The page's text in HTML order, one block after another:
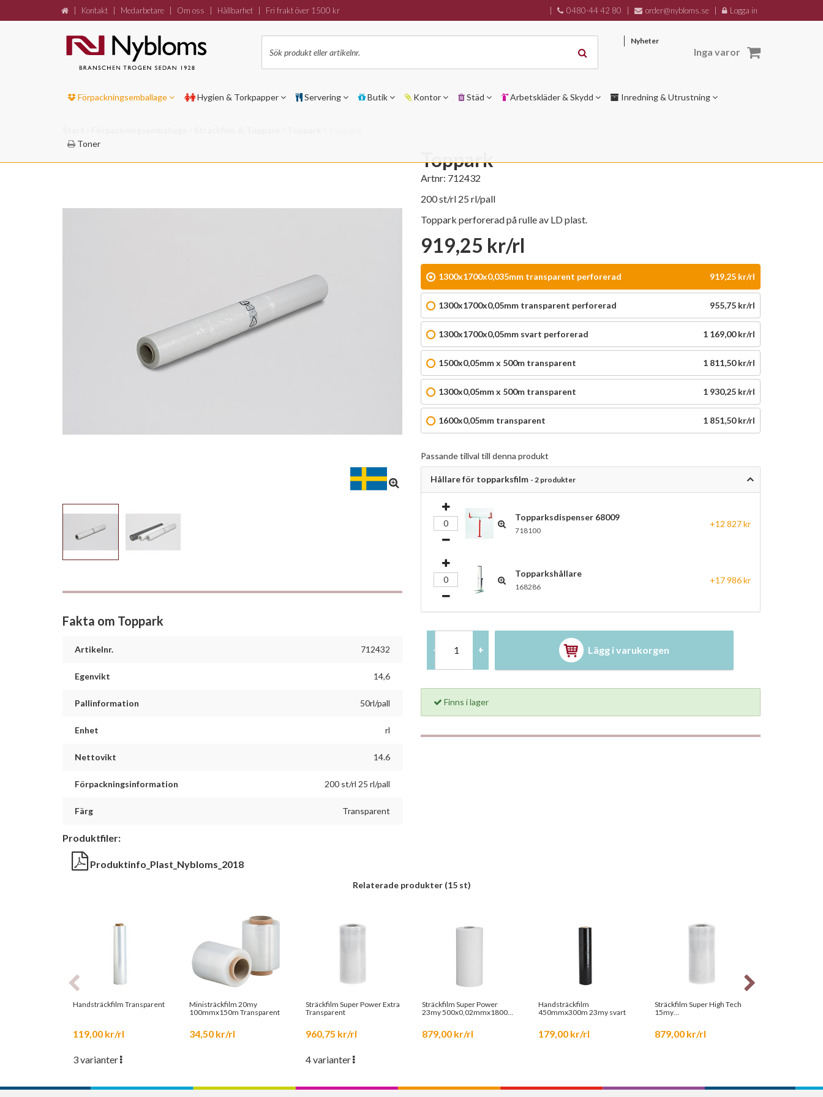
Fakta om Toppark
Artikelnr. 712432
Egenvikt 14,6
Pallinformation 50rl/pall
Enhet rl
Nettovikt 14.6
Förpackningsinformation 200 st/rl 25 rl/pall
Färg Transparent
Produktfiler:
Produktinfo_Plast_Nybloms_2018
Toppark
Artnr: 712432
200 st/rl 25 rl/pall
Toppark perforerad på rulle av LD plast.
919,25 kr/rl
1300x1700x0,035mm transparent perforerad 919,25 kr/rl
1300x1700x0,05mm transparent perforerad 955,75 kr/rl
1300x1700x0,05mm svart perforerad 1 169,00 kr/rl
1500x0,05mm x 500m transparent 1 811,50 kr/rl
1300x0,05mm x 500m transparent 1 930,25 kr/rl
1600x0,05mm transparent 1 851,50 kr/rl
Passande tillval till denna produkt
Hållare för topparksfilm - 2 produkter
Topparksdispenser 68009
718100
+12 827 kr
Topparkshållare
168286
+17 986 kr
- + Lägg i varukorgen
Finns i lager
Relaterade produkter (15 st)
Handsträckfilm Transparent
119,00 kr/rl
3 varianter
Ministräckfilm 20my
100mmx150m Transparent
34,50 kr/rl
Sträckfilm Super Power Extra
Transparent
960,75 kr/rl
4 varianter
Sträckfilm Super Power
23my 500x0,02mmx1800m
879,00 kr/rl
Handsträckfilm
450mmx300m 23my svart
179,00 kr/rl
Sträckfilm Super High Tech
15my
879,00 kr/rl
Kontakt Medarbetare Om oss Hållbarhet Fri frakt över 1500 kr 0480-44 42 80 order@nybloms.se Logga in
Nyheter
Inga varor
Förpackningsemballage Hygien & Torkpapper Servering Butik Kontor Städ Arbetskläder & Skydd Inredning & Utrustning
Toner